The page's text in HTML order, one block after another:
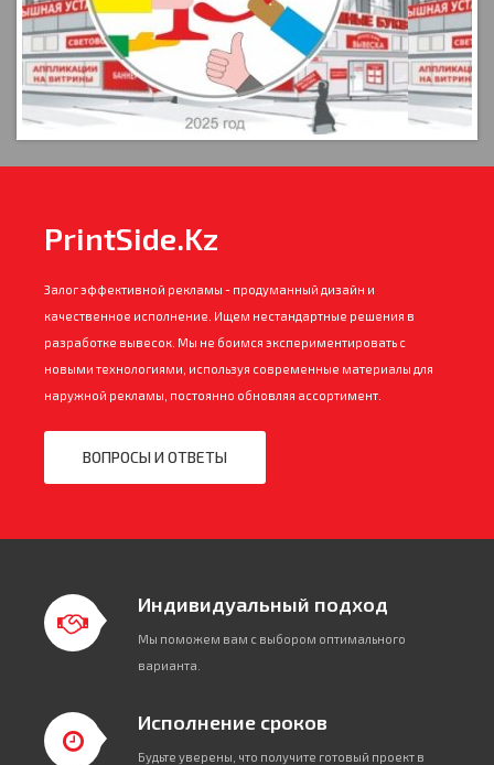
PrintSide.Kz
Залог эффективной рекламы - продуманный дизайн и
качественное исполнение. Ищем нестандартные решения в
разработке вывесок. Мы не боимся экспериментировать с
новыми технологиями, используя современные материалы для
наружной рекламы, постоянно обновляя ассортимент.
ВОПРОСЫ И ОТВЕТЫ
Индивидуальный подход
Мы поможем вам с выбором оптимального
варианта.
Исполнение сроков
Будьте уверены, что получите готовый проект в